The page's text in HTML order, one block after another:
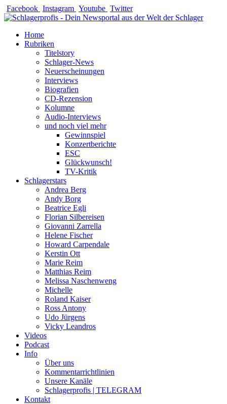
Zum
Inhalt
Facebook Instagram Youtube Twitter
Home
Rubriken
Titelstory
Schlager-News
Neuerscheinungen
Interviews
Biografien
CD-Rezension
Kolumne
Audio-Interviews
und noch viel mehr
Gewinnspiel
Konzertberichte
ESC
Glückwunsch!
TV-Kritik
Schlagerstars
Andrea Berg
Andy Borg
Beatrice Egli
Florian Silbereisen
Giovanni Zarrella
Helene Fischer
Howard Carpendale
Kerstin Ott
Marie Reim
Matthias Reim
Melissa Naschenweng
Michelle
Roland Kaiser
Ross Antony
Udo Jürgens
Vicky Leandros
Videos
Podcast
Info
Über uns
Kommentarrichtlinien
Unsere Kanäle
Schlagerprofis | TELEGRAM
Kontakt